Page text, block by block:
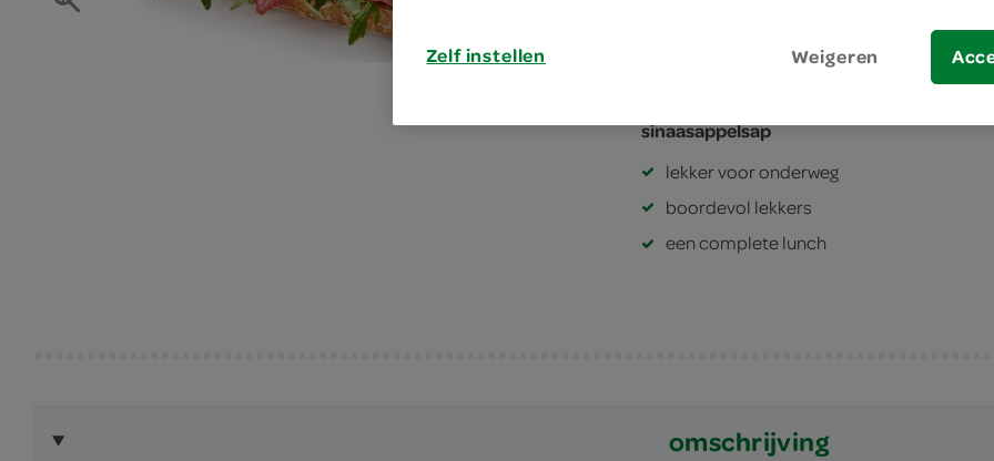
12 Belegde broodjes (zoals carpaccio,
sinaasappelsap
lekker voor onderweg
boordevol lekkers
een complete lunch
omschrijving
Zelf instellen Weigeren